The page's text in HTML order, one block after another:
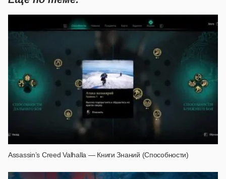
Assassin’s Creed Valhalla — Книги Знаний (Способности)